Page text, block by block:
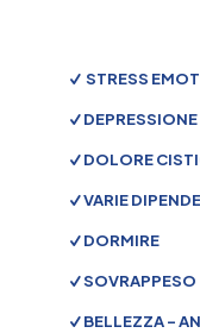
STRESS
DEPRESSIONE
DOLORE
VARIE
DORMIRE
SOVRAPPESO
BELLEZZA -